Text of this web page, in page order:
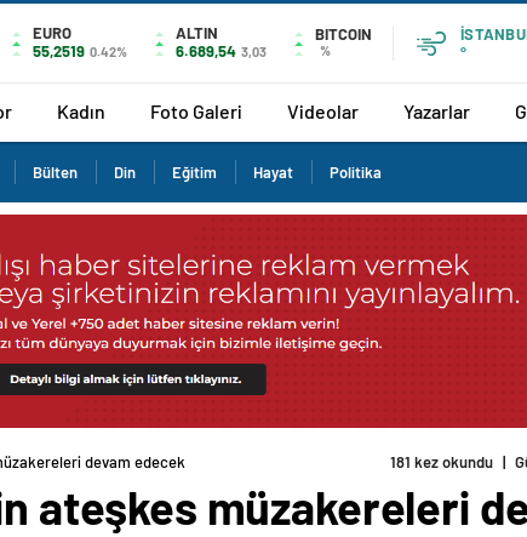
EURO
55,2519 0.42%
ALTIN
6.689,54 3,03
BITCOIN
%
°
Kadın Foto Galeri Videolar Yazarlar
Bülten Din Eğitim Hayat Politika
devam edecek 181 kez okundu |
ateşkes müzakereleri